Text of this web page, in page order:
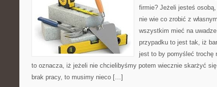
firmie? Jeżeli jesteś
nie wie co zrobić z
wszystkim mieć na
przypadku to jest tak, iż
jest to by pomyśleć trochę
to oznacza, iż jeżeli nie chcielibyśmy potem wiecznie skarżyć
brak pracy, to musimy nieco […]